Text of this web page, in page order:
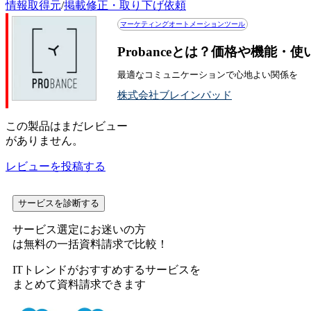
情報取得元/掲載修正・取り下げ依頼
マーケティングオートメーションツール
Probanceとは？価格や機能・使
最適なコミュニケーションで心地よい関係を
株式会社ブレインパッド
この製品はまだレビュー
がありません。
レビューを投稿する
サービスを診断する
サービス選定にお迷いの方
は無料の一括資料請求で比較！
ITトレンドがおすすめするサービスを
まとめて資料請求できます